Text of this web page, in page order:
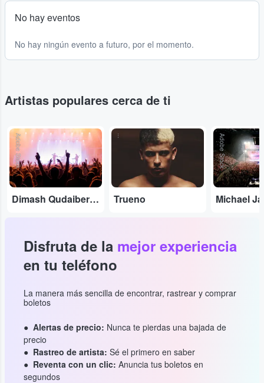
No hay eventos
No hay ningún evento a futuro, por el momento.
Artistas populares cerca de ti
Adobe Stock
Dimash Qudaibergen
...
Trueno
Adobe Stock
Disfruta de la mejor experiencia
en tu teléfono
La manera más sencilla de encontrar, rastrear y comprar
boletos
Alertas de precio: Nunca te pierdas una bajada de
precio
Rastreo de artista: Sé el primero en saber
Reventa con un clic: Anuncia tus boletos en
segundos